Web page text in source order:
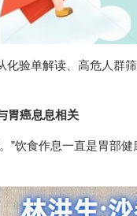
化验单解读、高危人群
胃癌息息相关
”饮食作息一直是胃部